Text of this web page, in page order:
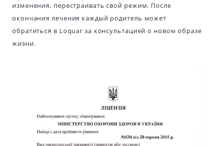
изменения, перестраивать свой режим. После
окончания лечения каждый родитель может
обратиться в Loquar за консультацией о новом образе
жизни.